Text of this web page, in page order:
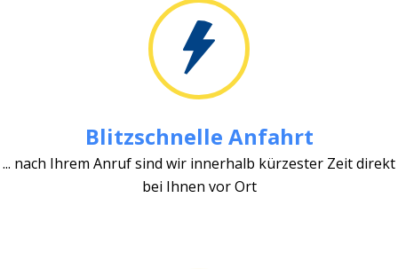
Blitzschnelle Anfahrt
... nach Ihrem Anruf sind wir innerhalb kürzester Zeit direkt
bei Ihnen vor Ort